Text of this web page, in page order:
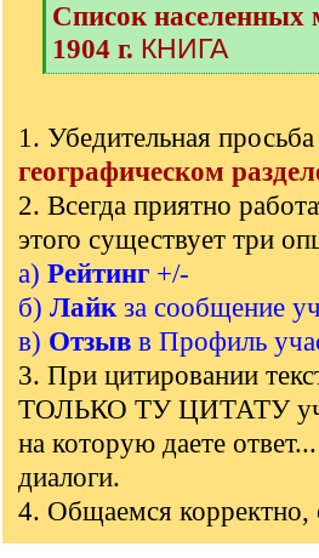
Список населенных
1904 г. КНИГА
[
]
1. Убедительная
географическом
2. Всегда приятно
этого существует три
а) Рейтинг +/-
б) Лайкза сообщение
в) Отзыв в Профиль
3. При цитировании
ТОЛЬКО ТУ ЦИТАТУ
на которую даете
диалоги.
4. Общаемся